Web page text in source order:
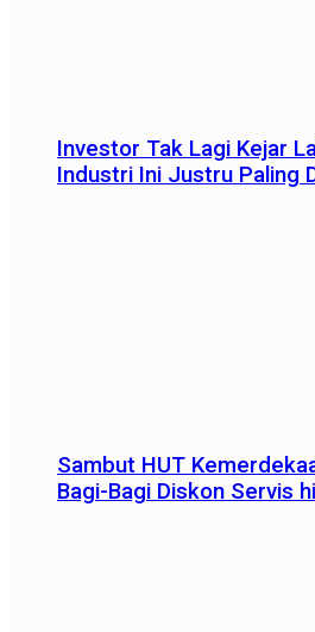
Investor Tak Lagi Kejar
Industri Ini Justru Paling
Sambut HUT
Bagi-Bagi Diskon Servis